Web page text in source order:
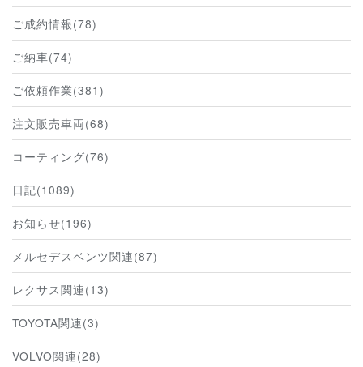
ご成約情報(78)
ご納車(74)
ご依頼作業(381)
注文販売車両(68)
コーティング(76)
日記(1089)
お知らせ(196)
メルセデスベンツ関連(87)
レクサス関連(13)
TOYOTA関連(3)
VOLVO関連(28)